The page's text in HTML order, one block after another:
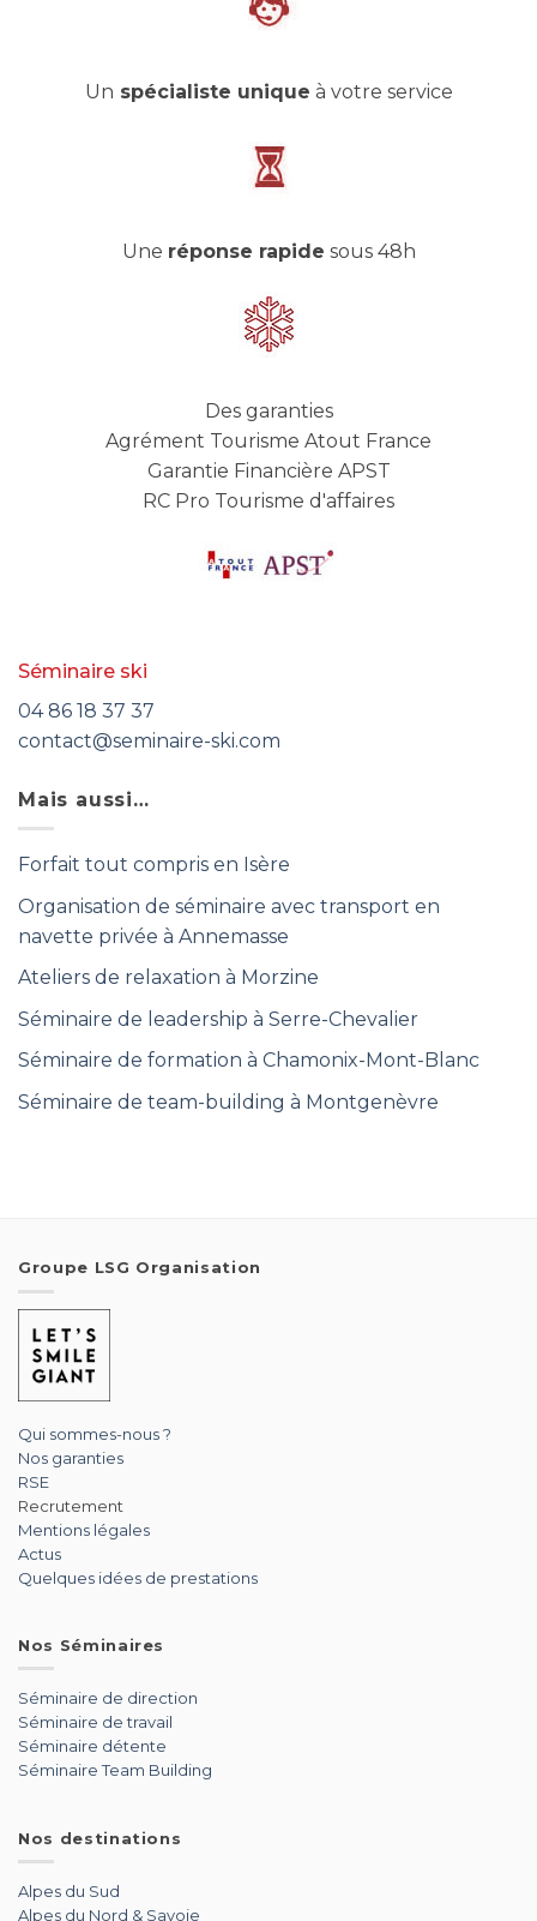
Un spécialiste unique à votre service
Une réponse rapide sous 48h
Des garanties
Agrément Tourisme Atout France
Garantie Financière APST
RC Pro Tourisme d'affaires
Séminaire ski
04 86 18 37 37
contact@seminaire-ski.com
Mais aussi…
Forfait tout compris en Isère
Organisation de séminaire avec transport en
navette privée à Annemasse
Ateliers de relaxation à Morzine
Séminaire de leadership à Serre-Chevalier
Séminaire de formation à Chamonix-Mont-Blanc
Séminaire de team-building à Montgenèvre
Groupe LSG Organisation
Qui sommes-nous ?
Nos garanties
RSE
Recrutement
Mentions légales
Actus
Quelques idées de prestations
Nos Séminaires
Séminaire de direction
Séminaire de travail
Séminaire détente
Séminaire Team Building
Nos destinations
Alpes du Sud
Alpes du Nord & Savoie